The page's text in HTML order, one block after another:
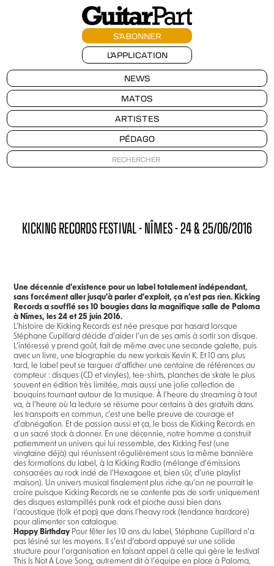
S'ABONNER
L'APPLICATION
NEWS
MATOS
ARTISTES
PÉDAGO
KICKING RECORDS FESTIVAL - NÎMES - 24 & 25/06/2016
Une décennie d’existence pour un label totalement indépendant,
sans forcément aller jusqu’à parler d’exploit, ça n’est pas rien. Kicking
Records a soufflé ses 10 bougies dans la magnifique salle de Paloma
à Nîmes, les 24 et 25 juin 2016.
L’histoire de Kicking Records est née presque par hasard lorsque
Stéphane Cupillard décide d’aider l’un de ses amis à sortir son disque.
L’intéressé y prend goût, fait de même avec une seconde galette, puis
avec un livre, une biographie du new yorkais Kevin K. Et 10 ans plus
tard, le label peut se targuer d’afficher une centaine de références au
compteur : disques (CD et vinyles), tee-shirts, planches de skate le plus
souvent en édition très limitée, mais aussi une jolie collection de
bouquins tournant autour de la musique. À l’heure du streaming à tout
va, à l’heure où la lecture se résume pour certains à des gratuits dans
les transports en commun, c’est une belle preuve de courage et
d’abnégation. Et de passion aussi et ça, le boss de Kicking Records en
a un sacré stock à donner. En une décennie, notre homme a construit
patiemment un univers qui lui ressemble, des Kicking Fest (une
vingtaine déjà) qui réunissent régulièrement sous la même bannière
des formations du label, à la Kicking Radio (mélange d’émissions
consacrées au rock indé de l’Hexagone et, bien sûr, d’une playlist
maison). Un univers musical finalement plus riche qu’on ne pourrait le
croire puisque Kicking Records ne se contente pas de sortir uniquement
des disques estampillés punk rock et pioche aussi bien dans
l’acoustique (folk et pop) que dans l’heavy rock (tendance hardcore)
pour alimenter son catalogue.
Happy Birthday Pour fêter les 10 ans du label, Stéphane Cupillard n’a
pas lésiné sur les moyens. Il s’est d’abord appuyé sur une solide
structure pour l’organisation en faisant appel à celle qui gère le festival
This Is Not A Love Song, autrement dit à l’équipe en place à Paloma,